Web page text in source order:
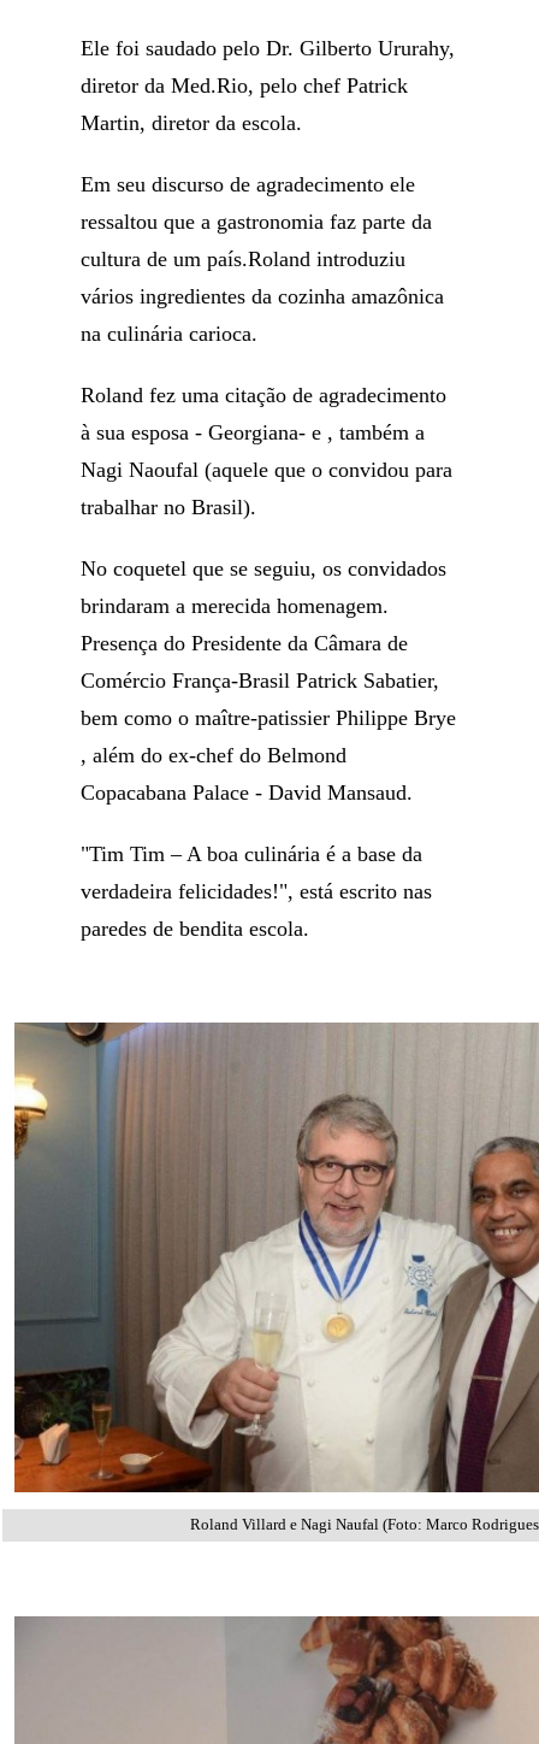
Ele foi saudado pelo Dr. Gilberto Ururahy,
diretor da Med.Rio, pelo chef Patrick
Martin, diretor da escola.
Em seu discurso de agradecimento ele
ressaltou que a gastronomia faz parte da
cultura de um país.Roland introduziu
vários ingredientes da cozinha amazônica
na culinária carioca.
Roland fez uma citação de agradecimento
à sua esposa - Georgiana- e , também a
Nagi Naoufal (aquele que o convidou para
trabalhar no Brasil).
No coquetel que se seguiu, os convidados
brindaram a merecida homenagem.
Presença do Presidente da Câmara de
Comércio França-Brasil Patrick Sabatier,
bem como o maître-patissier Philippe Brye
, além do ex-chef do Belmond
Copacabana Palace - David Mansaud.
"Tim Tim – A boa culinária é a base da
verdadeira felicidades!", está escrito nas
paredes de bendita escola.
Roland Villard e Nagi Naufal (Foto: Marco